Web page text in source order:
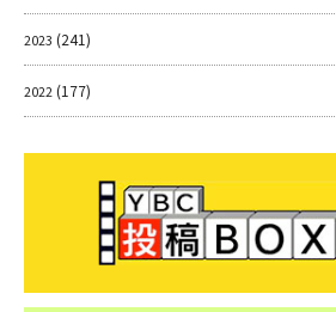
2023 (241)
2022(177)